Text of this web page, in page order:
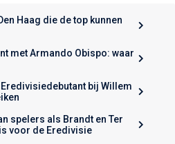
Haag die de top kunnen
met Armando Obispo: waar
Eredivisiedebutant bij Willem
spelers als Brandt en Ter
voor de Eredivisie